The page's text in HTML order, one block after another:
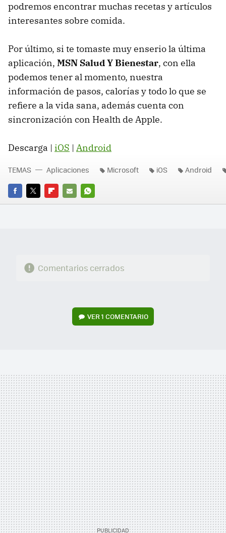
podremos encontrar muchas recetas y artículos
interesantes sobre comida.
Por último, si te tomaste muy enserio la última
aplicación, MSN Salud Y Bienestar, con ella
podemos tener al momento, nuestra
información de pasos, calorías y todo lo que se
refiere a la vida sana, además cuenta con
sincronización con Health de Apple.
Descarga | iOS | Android
FACEBOOK
TWITTERFLIPBOARD
E-
WHATSAPP
TEMAS Aplicaciones Microsoft iOS Android
Comentarios cerrados
VER1 COMENTARIO